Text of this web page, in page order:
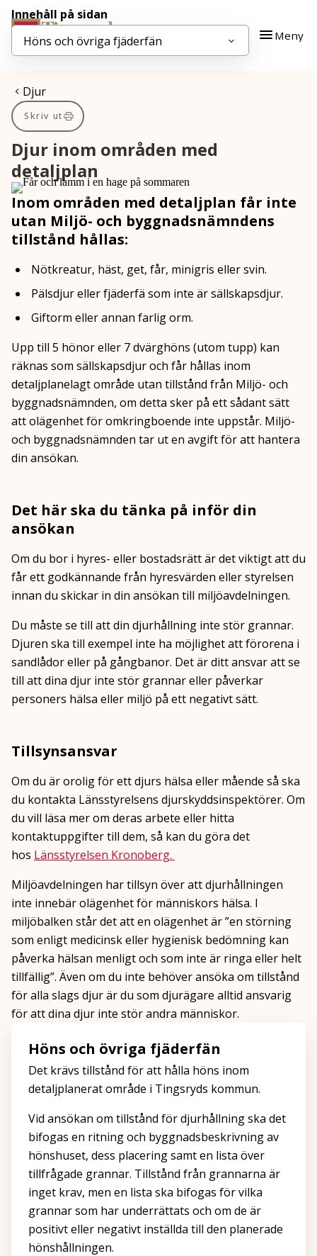
Gå till innehåll
Gå till huvudmeny
Meny
Du är här:
Djur
Skriv ut
Djur inom områden med
detaljplan
Inom områden med detaljplan får inte
utan Miljö- och byggnadsnämndens
tillstånd hållas:
Nötkreatur, häst, get, får, minigris eller svin.
Pälsdjur eller fjäderfä som inte är sällskapsdjur.
Giftorm eller annan farlig orm.
Upp till 5 hönor eller 7 dvärghöns (utom tupp) kan
räknas som sällskapsdjur och får hållas inom
detaljplanelagt område utan tillstånd från Miljö- och
byggnadsnämnden, om detta sker på ett sådant sätt
att olägenhet för omkringboende inte uppstår. Miljö-
och byggnadsnämnden tar ut en avgift för att hantera
din ansökan.
Det här ska du tänka på inför din
ansökan
Om du bor i hyres- eller bostadsrätt är det viktigt att du
får ett godkännande från hyresvärden eller styrelsen
innan du skickar in din ansökan till miljöavdelningen.
Du måste se till att din djurhållning inte stör grannar.
Djuren ska till exempel inte ha möjlighet att förorena i
sandlådor eller på gångbanor. Det är ditt ansvar att se
till att dina djur inte stör grannar eller påverkar
personers hälsa eller miljö på ett negativt sätt.
Tillsynsansvar
Om du är orolig för ett djurs hälsa eller mående så ska
du kontakta Länsstyrelsens djurskyddsinspektörer. Om
du vill läsa mer om deras arbete eller hitta
kontaktuppgifter till dem, så kan du göra det
hos Länsstyrelsen Kronoberg.
Miljöavdelningen har tillsyn över att djurhållningen
inte innebär olägenhet för människors hälsa. I
miljöbalken står det att en olägenhet är ”en störning
som enligt medicinsk eller hygienisk bedömning kan
påverka hälsan menligt och som inte är ringa eller helt
tillfällig”. Även om du inte behöver ansöka om tillstånd
för alla slags djur är du som djurägare alltid ansvarig
för att dina djur inte stör andra människor.
Höns och övriga fjäderfän
Det krävs tillstånd för att hålla höns inom
detaljplanerat område i Tingsryds kommun.
Vid ansökan om tillstånd för djurhållning ska det
bifogas en ritning och byggnadsbeskrivning av
hönshuset, dess placering samt en lista över
tillfrågade grannar. Tillstånd från grannarna är
inget krav, men en lista ska bifogas för vilka
grannar som har underrättats och om de är
positivt eller negativt inställda till den planerade
hönshållningen.
Innehåll på sidan
Höns och övriga fjäderfän